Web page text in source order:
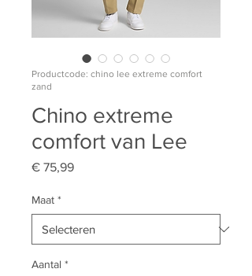
Productcode: chino lee extreme comfort
zand
Chino extreme
comfort van Lee
€ 75,99Prijs
Maat *
Aantal *